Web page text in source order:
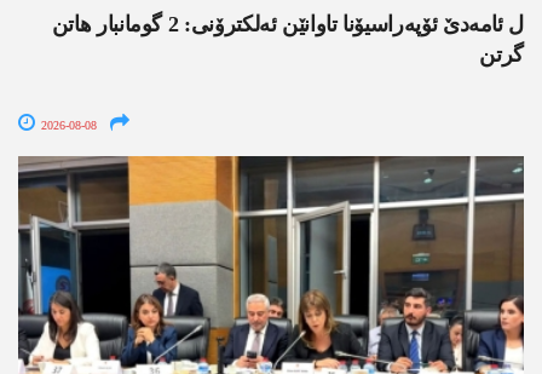
ل ئامەدێ ئۆپەراسیۆنا تاوانێن ئەلکترۆنی: 2 گومانبار ھاتن
گرتن
2026-08-08